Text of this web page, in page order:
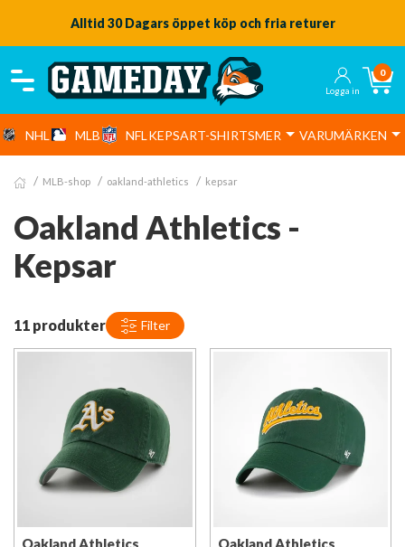
Alltid 30 Dagars öppet köp och fria returer
Logga in
0
NHL MLB NFLKEPSART-SHIRTSMER VARUMÄRKEN
MLB-shop oakland-athletics kepsar
Oakland Athletics -
Kepsar
11 produkter Filter
Oakland Athletics Oakland Athletics